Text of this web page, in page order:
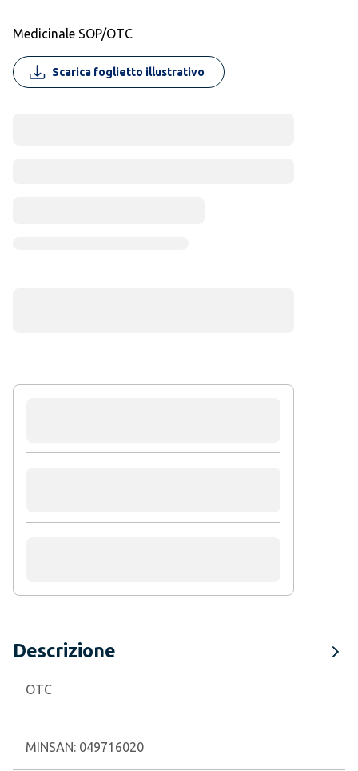
Medicinale SOP/OTC
Scarica foglietto illustrativo
Descrizione
OTC
MINSAN: 049716020